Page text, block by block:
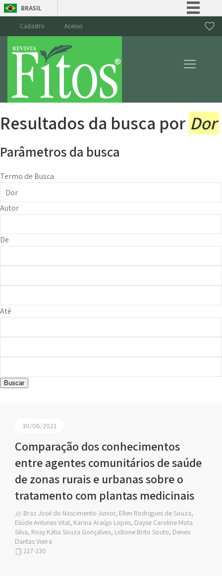
BRASIL
Canais
Cadastro Acesso
Resultados da busca por Dor
Parâmetros da busca
Termo de Busca
Autor
De
Até
Buscar
30/06/2021
Comparação dos conhecimentos
entre agentes comunitários de saúde
de zonas rurais e urbanas sobre o
tratamento com plantas medicinais
Braz José do Nascimento-Junior, Ellen Rodrigues de Souza,
Eliúde Antunes Vital, Karina Araújo Lopes, Dayse Caroline Mota
Silva, Rosy Kátia Souza Gonçalves, Lidione Brito Souto, Denes
Dantas Vieira
217-230